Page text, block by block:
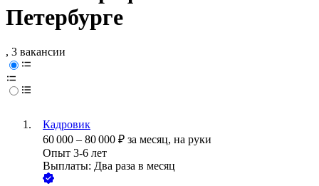
Петербурге
, 3 вакансии
Кадровик
60 000 – 80 000 ₽ за месяц, на руки
Опыт 3-6 лет
Выплаты: Два раза в месяц